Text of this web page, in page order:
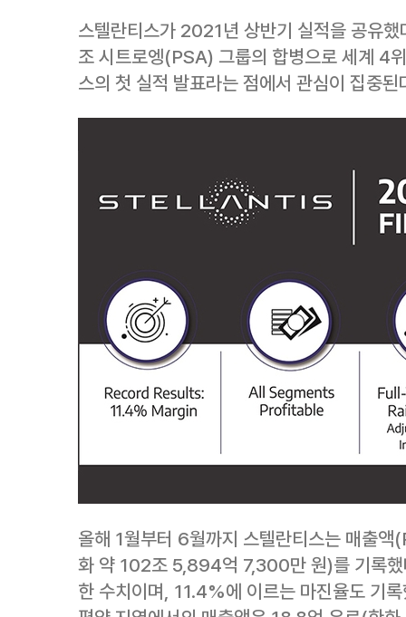
스텔란티스가 2021년 상반기 실적을 공유
조 시트로엥(PSA) 그룹의 합병으로 세계 4
스의 첫 실적 발표라는 점에서 관심이 집중된
올해 1월부터 6월까지 스텔란티스는 매출
화 약 102조 5,894억 7,300만 원)를 기록
한 수치이며, 11.4%에 이르는 마진율도 기